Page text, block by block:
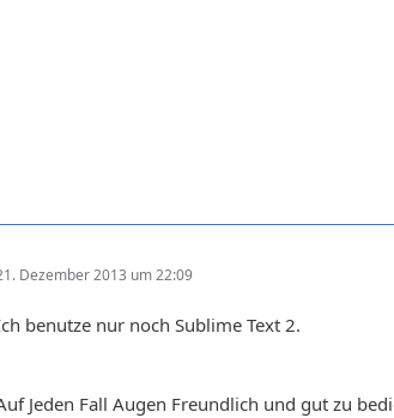
Dezember 2013 um 22:09
benutze nur noch Sublime Text 2.
Jeden Fall Augen Freundlich und gut zu